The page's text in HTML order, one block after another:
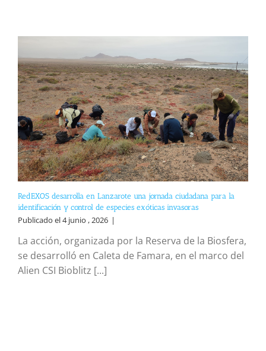
RedEXOS desarrolla en Lanzarote una jornada ciudadana para la
identificación y control de especies exóticas invasoras
Publicado el 4 junio , 2026 |
La acción, organizada por la Reserva de la Biosfera,
se desarrolló en Caleta de Famara, en el marco del
Alien CSI Bioblitz [...]